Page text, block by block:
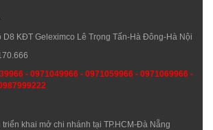
D8 KĐT Geleximco Lê Trọng Tấn-Hà Đông-Hà Nội
- 0971049966 - 0971059966 - 0971069966 -
khai mở chi nhánh tại TP.HCM-Đà Nẵng